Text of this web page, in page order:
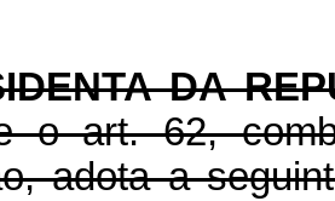
DA
o art. 62,
adota a